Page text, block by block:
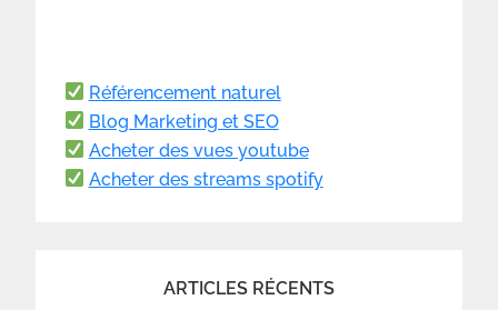
Référencement naturel
Blog Marketing et SEO
Acheter des vues youtube
Acheter des streams spotify
ARTICLES RÉCENTS